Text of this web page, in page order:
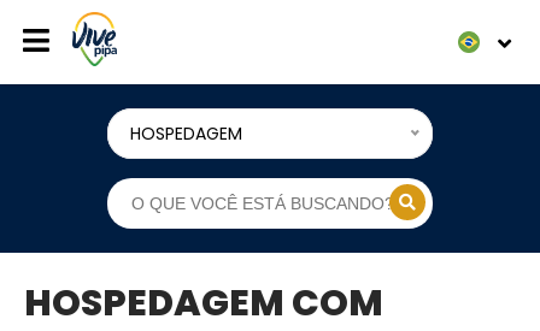
HOSPEDAGEM
HOSPEDAGEM COM